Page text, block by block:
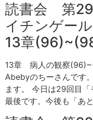
読書会 第
イチンゲー
13章
13章 病人の観察
Abebyのちーさんです
ます。 今日は29回目
最後です。今後も「あ